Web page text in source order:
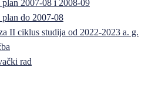
plan 2007-08 i 2008-09
plan do 2007-08
II ciklus studija od 2022-2023 a. g.
rad